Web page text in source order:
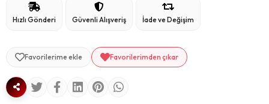
Hızlı Gönderi Güvenli Alışveriş İade ve Değişim
Favorilerime ekle Favorilerimden çıkar